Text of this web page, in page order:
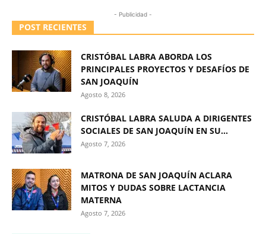
- Publicidad -
POST RECIENTES
CRISTÓBAL LABRA ABORDA LOS
PRINCIPALES PROYECTOS Y DESAFÍOS DE
SAN JOAQUÍN
Agosto 8, 2026
CRISTÓBAL LABRA SALUDA A DIRIGENTES
SOCIALES DE SAN JOAQUÍN EN SU...
Agosto 7, 2026
MATRONA DE SAN JOAQUÍN ACLARA
MITOS Y DUDAS SOBRE LACTANCIA
MATERNA
Agosto 7, 2026